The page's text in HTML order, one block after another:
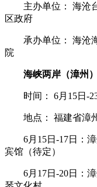
主办单位： 海沧台
区政府
承办单位： 海沧海
院
海峡两岸（漳州
时间： 6月15日-23
地点： 福建省漳
6月15日-17日：漳
宾馆（待定）
6月17日-20日：